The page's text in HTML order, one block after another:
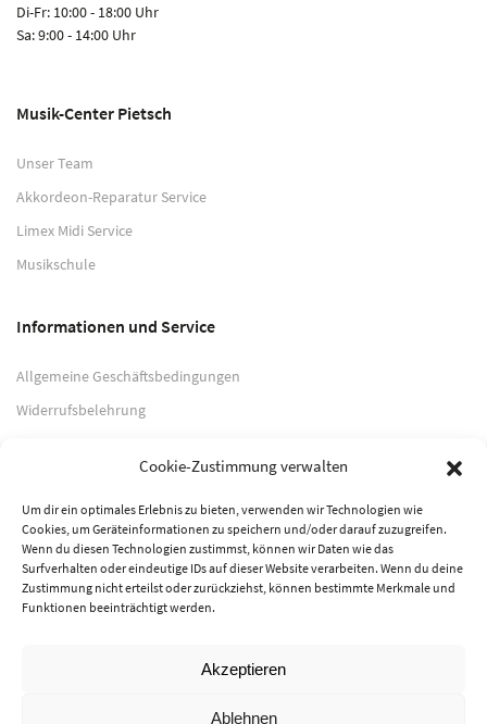
Cookie-Zustimmung verwalten
Um dir ein optimales Erlebnis zu bieten, verwenden wir Technologien wie
Cookies, um Geräteinformationen zu speichern und/oder darauf zuzugreifen.
Wenn du diesen Technologien zustimmst, können wir Daten wie das
Surfverhalten oder eindeutige IDs auf dieser Website verarbeiten. Wenn du deine
Zustimmung nicht erteilst oder zurückziehst, können bestimmte Merkmale und
Funktionen beeinträchtigt werden.
Akzeptieren
Ablehnen
Di-Fr: 10:00 - 18:00 Uhr
Sa: 9:00 - 14:00 Uhr
Musik-Center Pietsch
Unser Team
Akkordeon-Reparatur Service
Limex Midi Service
Musikschule
Informationen und Service
Allgemeine Geschäftsbedingungen
Widerrufsbelehrung
Datenschutzerklärung
Zahlungsarten
PayPal